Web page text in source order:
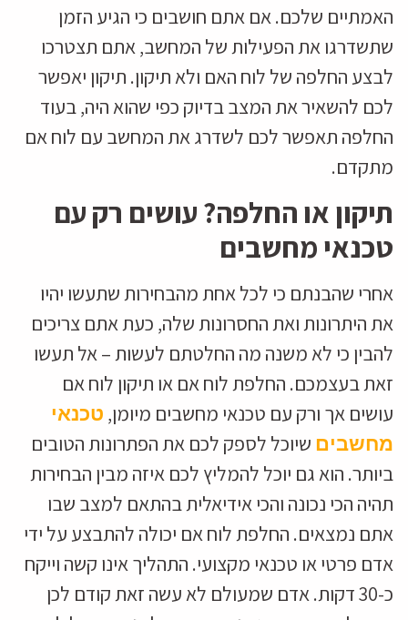
האמתיים שלכם. אם אתם חושבים כי הגיע הזמן
שתשדרגו את הפעילות של המחשב, אתם תצטרכו
לבצע החלפה של לוח האם ולא תיקון. תיקון יאפשר
לכם להשאיר את המצב בדיוק כפי שהוא היה, בעוד
החלפה תאפשר לכם לשדרג את המחשב עם לוח אם
מתקדם.
תיקון או החלפה? עושים רק עם
טכנאי מחשבים
אחרי שהבנתם כי לכל אחת מהבחירות שתעשו יהיו
את היתרונות ואת החסרונות שלה, כעת אתם צריכים
להבין כי לא משנה מה החלטתם לעשות – אל תעשו
זאת בעצמכם. החלפת לוח אם או תיקון לוח אם
עושים אך ורק עם טכנאי מחשבים מיומן, טכנאי
מחשבים שיוכל לספק לכם את הפתרונות הטובים
ביותר. הוא גם יוכל להמליץ לכם איזה מבין הבחירות
תהיה הכי נכונה והכי אידיאלית בהתאם למצב שבו
אתם נמצאים. החלפת לוח אם יכולה להתבצע על ידי
אדם פרטי או טכנאי מקצועי. התהליך אינו קשה וייקח
כ-30 דקות. אדם שמעולם לא עשה זאת קודם לכן